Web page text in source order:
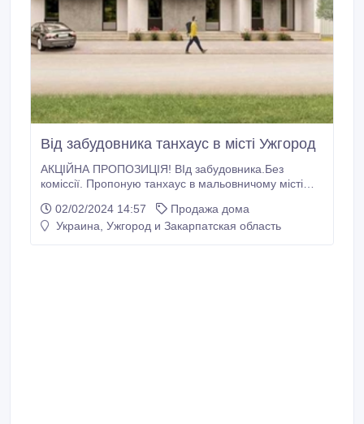
Від забудовника танхаус в місті Ужгород
АКЦІЙНА ПРОПОЗИЦІЯ! ВІд забудовника.Без
коміссії. Пропоную танхаус в мальовничому місті
кв, від 1 сотки землі. Двохповерхові будинки з
бельгійської подвійної керамічної цегли утеплені
02/02/2024 14:57
Продажа дома
Украина, Ужгород и Закарпатская область